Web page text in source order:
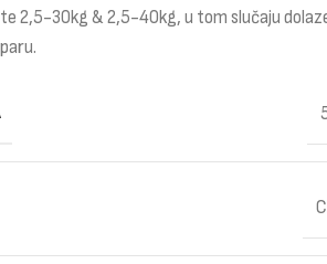
2,5-30kg & 2,5-40kg, u tom slučaju